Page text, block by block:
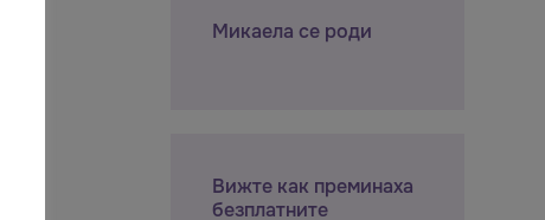
Микаела се роди
Вижте как преминаха
безплатните